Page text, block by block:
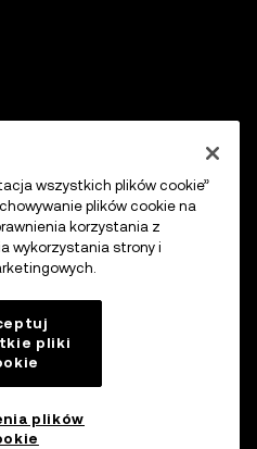
wszystkich plików cookie”
plików cookie na
korzystania z
wykorzystania strony i
pliki
plików